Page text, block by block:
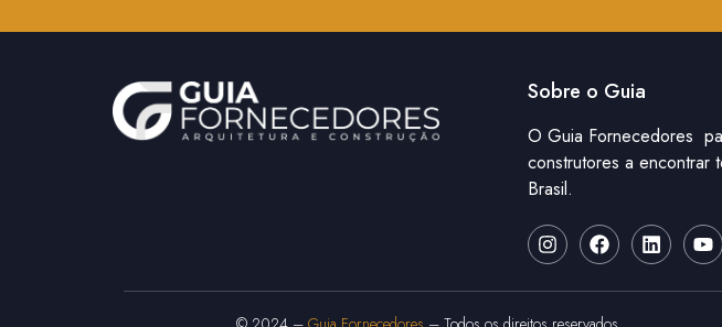
Sobre o Guia
O Guia Fornecedores
construtores a
Brasil.